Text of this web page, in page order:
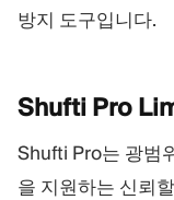
방지 도구입니다.
Shufti Pro
Shufti Pro는 광범
을 지원하는 신뢰